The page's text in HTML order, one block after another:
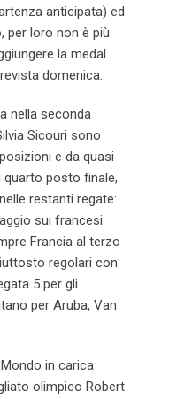
anticipata) ed
per loro non è più
la medal
domenica.
nella seconda
Sicouri sono
e da quasi
posto finale,
restanti regate:
sui francesi
Francia al terzo
regolari con
5 per gli
per Aruba, Van
in carica
olimpico Robert